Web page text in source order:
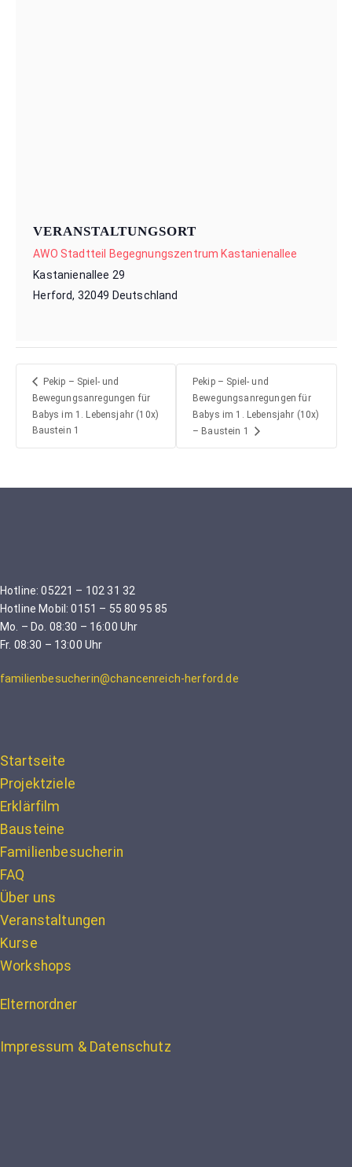
VERANSTALTUNGSORT
AWO Stadtteil Begegnungszentrum Kastanienallee
Kastanienallee 29
Herford, 32049 Deutschland
Pekip – Spiel- und
Bewegungsanregungen für
Babys im 1. Lebensjahr (10x)
Baustein 1
Pekip – Spiel- und
Bewegungsanregungen für
Babys im 1. Lebensjahr (10x)
– Baustein 1
Hotline: 05221 – 102 31 32
Hotline Mobil: 0151 – 55 80 95 85
Mo. – Do. 08:30 – 16:00 Uhr
Fr. 08:30 – 13:00 Uhr
familienbesucherin@chancenreich-herford.de
Startseite
Projektziele
Erklärfilm
Bausteine
Familienbesucherin
FAQ
Über uns
Veranstaltungen
Kurse
Workshops
Elternordner
Impressum & Datenschutz